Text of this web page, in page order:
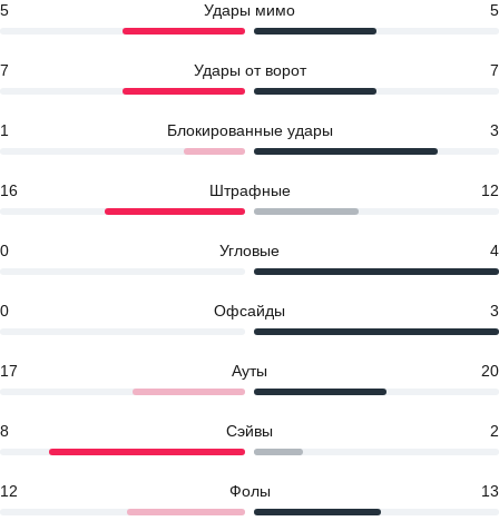
5 Удары мимо 5
7 Удары от ворот 7
1 Блокированные удары 3
16 Штрафные 12
0 Угловые 4
0 Офсайды 3
17 Ауты 20
8 Сэйвы 2
12 Фолы 13